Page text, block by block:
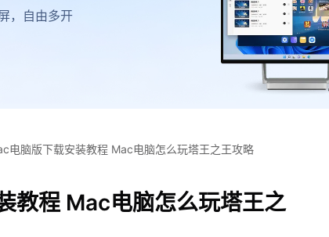
，自由多开
电脑版下载安装教程 Mac电脑怎么玩塔王之王攻略
教程 Mac电脑怎么玩塔王之